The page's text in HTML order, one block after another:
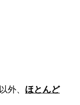
外、 ほとんど